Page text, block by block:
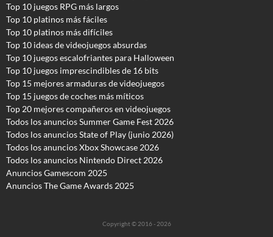
Top 10 juegos RPG más largos
Top 10 platinos más fáciles
Top 10 platinos más difíciles
Top 10 ideas de videojuegos absurdas
Top 10 juegos escalofriantes para Halloween
Top 10 juegos imprescindibles de 16 bits
Top 15 mejores armaduras de videojuegos
Top 15 juegos de coches más míticos
Top 20 mejores compañeros en videojuegos
Todos los anuncios Summer Game Fest 2026
Todos los anuncios State of Play (junio 2026)
Todos los anuncios Xbox Showcase 2026
Todos los anuncios Nintendo Direct 2026
Anuncios Gamescom 2025
Anuncios The Game Awards 2025
Copyright © 2016 - 2026